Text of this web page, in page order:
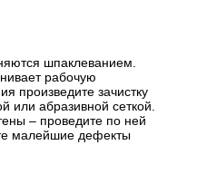
шпаклеванием.
рабочую
произведите зачистку
или абразивной сеткой.
– проведите по ней
малейшие дефекты